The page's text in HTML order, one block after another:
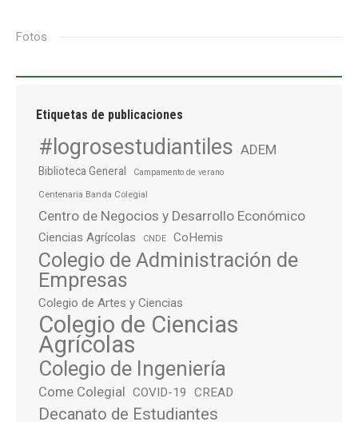
Fotos
Etiquetas de publicaciones
#logrosestudiantiles ADEM
Biblioteca General Campamento de verano
Centenaria Banda Colegial
Centro de Negocios y Desarrollo Económico
Ciencias Agrícolas CNDE CoHemis
Colegio de Administración de
Empresas
Colegio de Artes y Ciencias
Colegio de Ciencias
Agrícolas
Colegio de Ingeniería
Come Colegial COVID-19 CREAD
Decanato de Estudiantes